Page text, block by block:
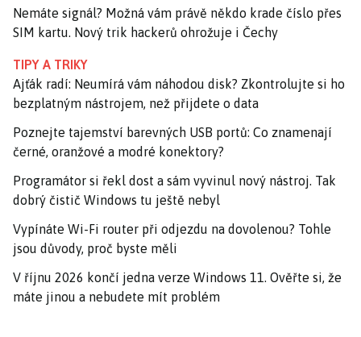
Nemáte signál? Možná vám právě někdo krade číslo přes
SIM kartu. Nový trik hackerů ohrožuje i Čechy
TIPY A TRIKY
Ajťák radí: Neumírá vám náhodou disk? Zkontrolujte si ho
bezplatným nástrojem, než přijdete o data
Poznejte tajemství barevných USB portů: Co znamenají
černé, oranžové a modré konektory?
Programátor si řekl dost a sám vyvinul nový nástroj. Tak
dobrý čistič Windows tu ještě nebyl
Vypínáte Wi-Fi router při odjezdu na dovolenou? Tohle
jsou důvody, proč byste měli
V říjnu 2026 končí jedna verze Windows 11. Ověřte si, že
máte jinou a nebudete mít problém